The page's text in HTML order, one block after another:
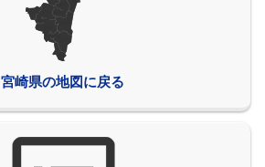
宮崎県の地図に戻る